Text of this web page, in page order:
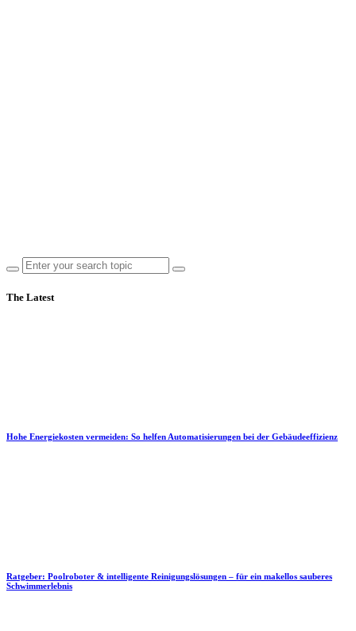
The Latest
Hohe Energiekosten vermeiden: So helfen Automatisierungen bei der Gebäudeeffizienz
Ratgeber: Poolroboter & intelligente Reinigungslösungen – für ein makellos sauberes
Schwimmerlebnis